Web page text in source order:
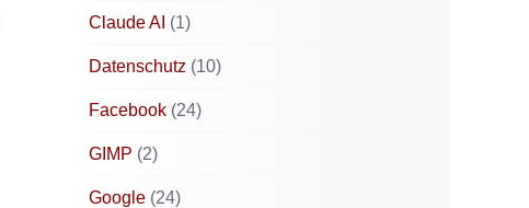
Claude AI (1)
Datenschutz (10)
Facebook (24)
GIMP (2)
Google (24)